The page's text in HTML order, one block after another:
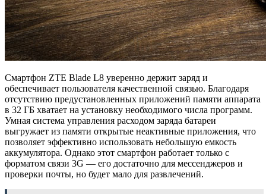
Смартфон ZTE Blade L8 уверенно держит заряд и
обеспечивает пользователя качественной связью. Благодаря
отсутствию предустановленных приложений памяти аппарата
в 32 ГБ хватает на установку необходимого числа программ.
Умная система управления расходом заряда батареи
выгружает из памяти открытые неактивные приложения, что
позволяет эффективно использовать небольшую емкость
аккумулятора. Однако этот смартфон работает только с
форматом связи 3G — его достаточно для мессенджеров и
проверки почты, но будет мало для развлечений.